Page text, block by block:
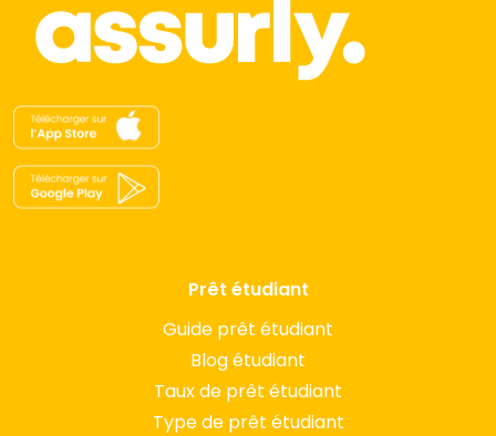
Prêt étudiant
Guide prêt étudiant
Blog étudiant
Taux de prêt étudiant
Type de prêt étudiant